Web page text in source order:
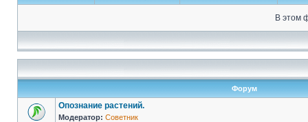
В этом
Форум
Опознание растений.
Модератор: Советник